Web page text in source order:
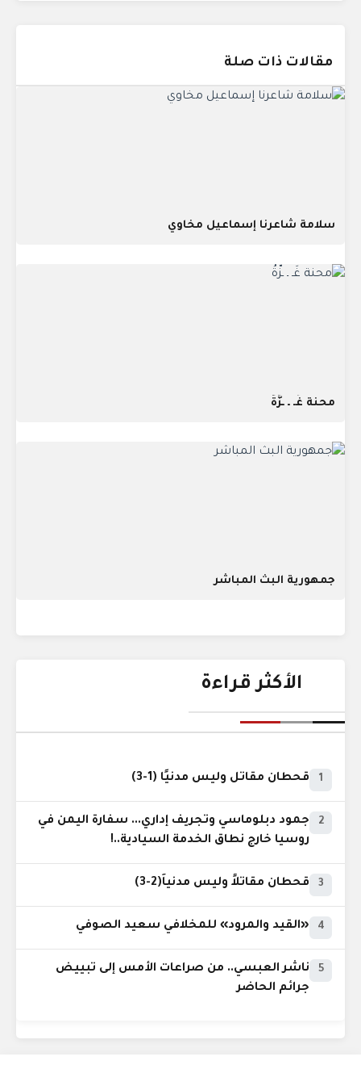
مقالات ذات صلة
سلامة شاعرنا إسماعيل مخاوي
محنة غَـ ـ ـزَّةُ
جمهورية البث المباشر
الأكثر قراءة
1 قحطان مقاتل وليس مدنيًا (1-3)
2
جمود دبلوماسي وتجريف إداري... سفارة اليمن في
روسيا خارج نطاق الخدمة السيادية..!
3 قحطان مقاتلاً وليس مدنياً(2-3)
4 «القيد والمرود» للمخلافي سعيد الصوفي
5
ناشر العبسي.. من صراعات الأمس إلى تبييض
جرائم الحاضر